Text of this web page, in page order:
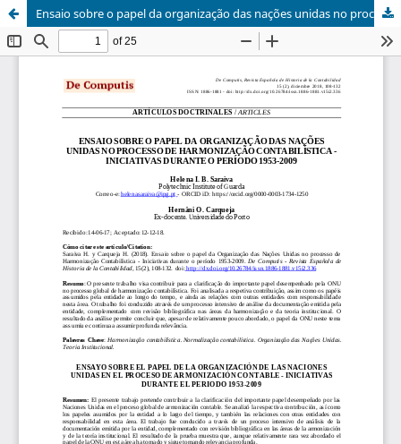
Ensaio sobre o papel da organização das nações unidas no processo de harmonização contabilística